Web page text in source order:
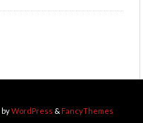
byWordPress & FancyThemes